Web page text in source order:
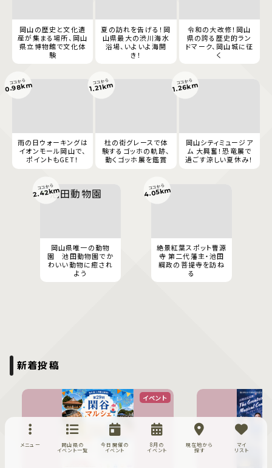
岡山の歴史と文化遺
産が集まる場所、岡山
県立博物館で文化体
験
夏の訪れを告げる！岡
山県最大の渋川海水
浴場、いよいよ海開
き！
令和の大改修！岡山
県の誇る歴史的ラン
ドマーク、岡山城に征
く
雨の日ウォーキングは
イオンモール岡山で、
ポイントもGET！
ココから
0.98km
杜の街グレースで体
験するゴッホの軌跡、
動くゴッホ展を鑑賞
ココから
1.21km
岡山シティミュージア
ム 大興奮！恐竜展で
過ごす涼しい夏休み！
ココから
1.26km
岡山県唯一の動物
園 池田動物園でか
わいい動物に癒され
よう
ココから
2.42km
絶景紅葉スポット曹源
寺 第二代藩主・池田
綱政の菩提寺を訪ね
る
ココから
4.05km
新着投稿
イベント
メニュー
岡山県の
イベント一覧
今日開催の
イベント
8月の
イベント
現在地から
探す
マイ
リスト